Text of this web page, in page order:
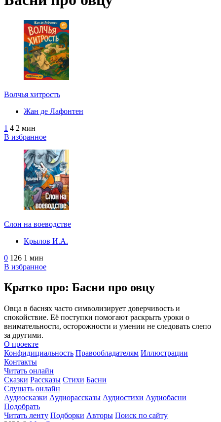
Волчья хитрость
Жан де Лафонтен
1 4 2 мин
В избранное
Слон на воеводстве
Крылов И.А.
0 126 1 мин
В избранное
Кратко про: Басни про овцу
Овца в баснях часто символизирует доверчивость и
спокойствие. Её поступки помогают раскрыть уроки о
внимательности, осторожности и умении не следовать слепо
за другими.
О проекте
Конфидициальность Правообладателям Иллюстрации
Контакты
Читать онлайн
Сказки Рассказы Стихи Басни
Слушать онлайн
Аудиосказки Аудиорассказы Аудиостихи Аудиобасни
Подобрать
Читать ленту Подборки Авторы Поиск по сайту